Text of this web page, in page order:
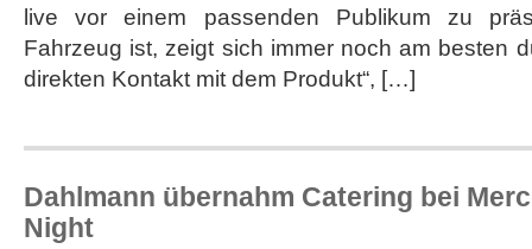
live vor einem passenden Publikum zu
Fahrzeug ist, zeigt sich immer noch am besten
direkten Kontakt mit dem Produkt“, […]
Dahlmann übernahm Catering bei
Night